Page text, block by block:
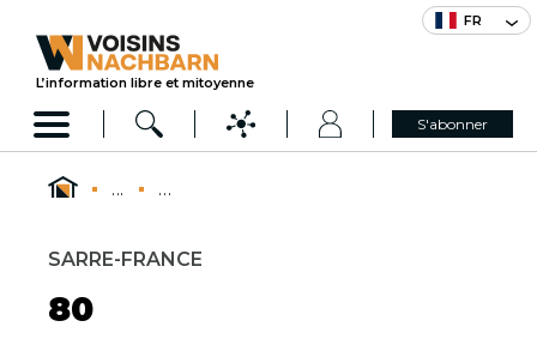
FR
L’information libre et mitoyenne
S'abonner
... ...
SARRE-FRANCE
80